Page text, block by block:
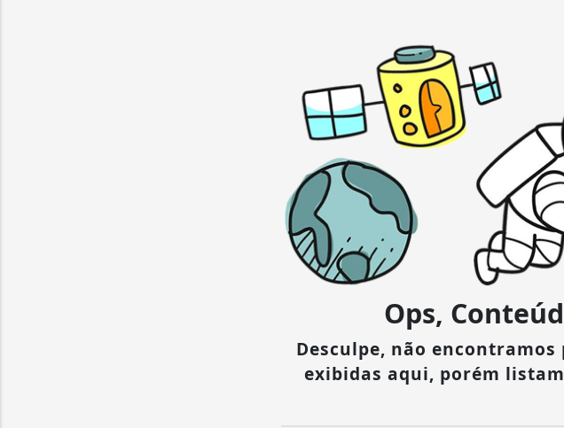
Ops,
Desculpe, não
exibidas aqui, porém